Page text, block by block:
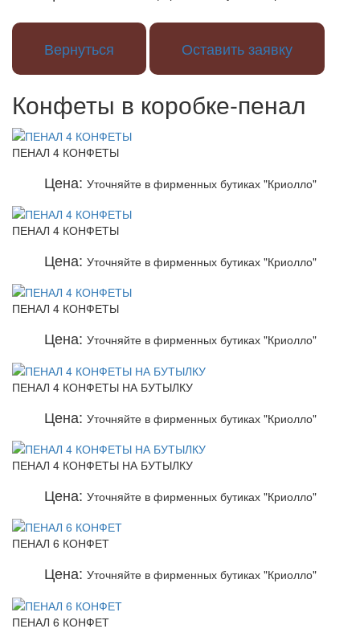
Вернуться Оставить заявку
Конфеты в коробке-пенал
ПЕНАЛ 4 КОНФЕТЫ
Цена: Уточняйте в фирменных бутиках "Криолло"
ПЕНАЛ 4 КОНФЕТЫ
Цена: Уточняйте в фирменных бутиках "Криолло"
ПЕНАЛ 4 КОНФЕТЫ
Цена: Уточняйте в фирменных бутиках "Криолло"
ПЕНАЛ 4 КОНФЕТЫ НА БУТЫЛКУ
Цена: Уточняйте в фирменных бутиках "Криолло"
ПЕНАЛ 4 КОНФЕТЫ НА БУТЫЛКУ
Цена: Уточняйте в фирменных бутиках "Криолло"
ПЕНАЛ 6 КОНФЕТ
Цена: Уточняйте в фирменных бутиках "Криолло"
ПЕНАЛ 6 КОНФЕТ